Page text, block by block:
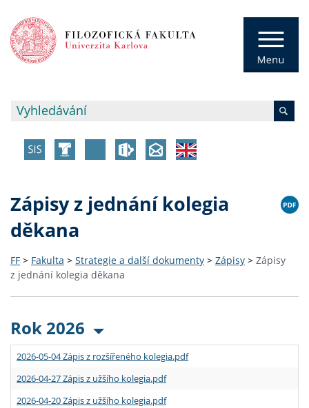
Zápisy z jednání kolegia
děkana
FF > Fakulta > Strategie a další dokumenty > Zápisy > Zápisy
z jednání kolegia děkana
Rok 2026
2026-05-04 Zápis z rozšířeného kolegia.pdf
2026-04-27 Zápis z užšího kolegia.pdf
2026-04-20 Zápis z užšího kolegia.pdf